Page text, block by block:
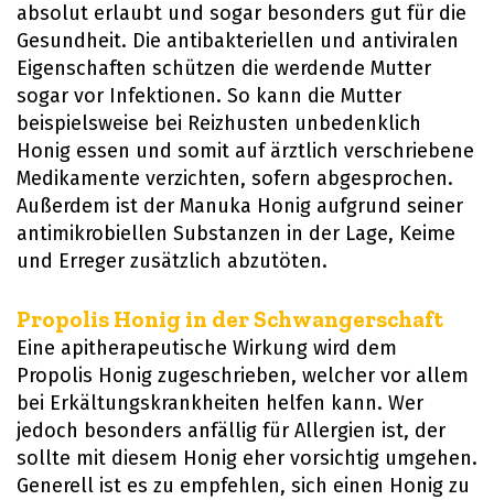
absolut erlaubt und sogar besonders gut für die
Gesundheit. Die antibakteriellen und antiviralen
Eigenschaften schützen die werdende Mutter
sogar vor Infektionen. So kann die Mutter
beispielsweise bei Reizhusten unbedenklich
Honig essen und somit auf ärztlich verschriebene
Medikamente verzichten, sofern abgesprochen.
Außerdem ist der Manuka Honig aufgrund seiner
antimikrobiellen Substanzen in der Lage, Keime
und Erreger zusätzlich abzutöten.
Propolis Honig in der Schwangerschaft
Eine apitherapeutische Wirkung wird dem
Propolis Honig zugeschrieben, welcher vor allem
bei Erkältungskrankheiten helfen kann. Wer
jedoch besonders anfällig für Allergien ist, der
sollte mit diesem Honig eher vorsichtig umgehen.
Generell ist es zu empfehlen, sich einen Honig zu